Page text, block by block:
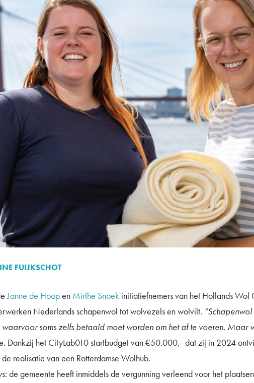
FUIJKSCHOT
Janne de Hoopen Mirthe Snoek initiatiefnemers van het Hollands Wol
Nederlands schapenwol tot wolvezels en wolvilt.
waarvoor soms zelfs betaald moet worden om het af te voeren. Maar
Dankzij het CityLab010 startbudget van €50.000,- dat zij in 2024
realisatie van een Rotterdamse Wolhub.
de gemeente heeft inmiddels de vergunning verleend voor het